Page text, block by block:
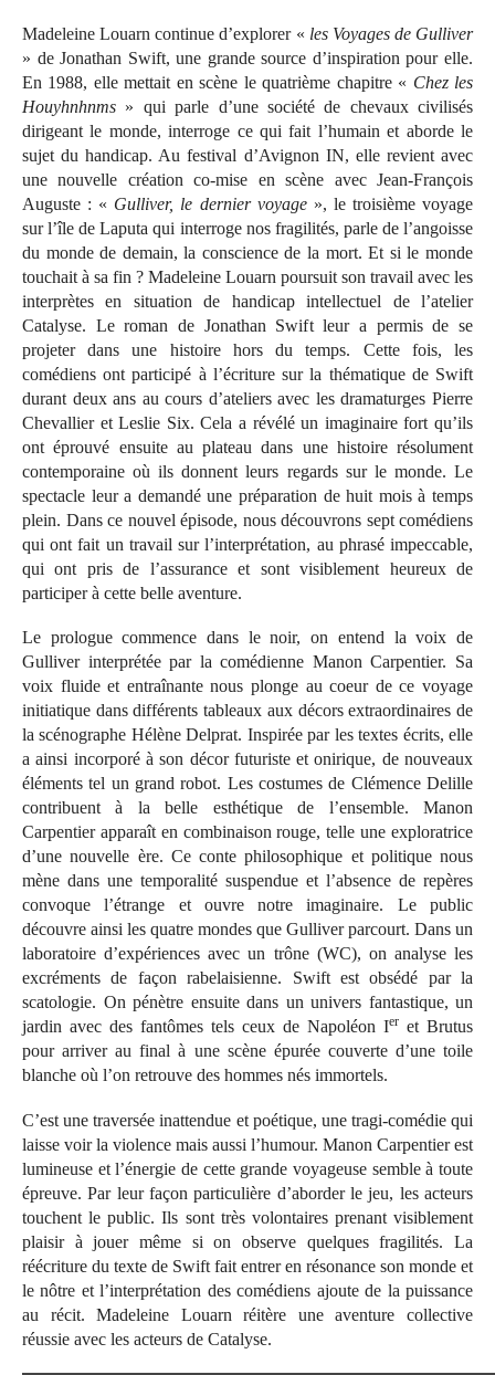
Madeleine Louarn continue d’explorer « les Voyages de Gulliver
» de Jonathan Swift, une grande source d’inspiration pour elle.
En 1988, elle mettait en scène le quatrième chapitre « Chez les
Houyhnhnms » qui parle d’une société de chevaux civilisés
dirigeant le monde, interroge ce qui fait l’humain et aborde le
sujet du handicap. Au festival d’Avignon IN, elle revient avec
une nouvelle création co-mise en scène avec Jean-François
Auguste : « Gulliver, le dernier voyage», le troisième voyage
sur l’île de Laputa qui interroge nos fragilités, parle de l’angoisse
du monde de demain, la conscience de la mort. Et si le monde
touchait à sa fin ? Madeleine Louarn poursuit son travail avec les
interprètes en situation de handicap intellectuel de l’atelier
Catalyse. Le roman de Jonathan Swift leur a permis de se
projeter dans une histoire hors du temps. Cette fois, les
comédiens ont participé à l’écriture sur la thématique de Swift
durant deux ans au cours d’ateliers avec les dramaturges Pierre
Chevallier et Leslie Six. Cela a révélé un imaginaire fort qu’ils
ont éprouvé ensuite au plateau dans une histoire résolument
contemporaine où ils donnent leurs regards sur le monde. Le
spectacle leur a demandé une préparation de huit mois à temps
plein. Dans ce nouvel épisode, nous découvrons sept comédiens
qui ont fait un travail sur l’interprétation, au phrasé impeccable,
qui ont pris de l’assurance et sont visiblement heureux de
participer à cette belle aventure.
Le prologue commence dans le noir, on entend la voix de
Gulliver interprétée par la comédienne Manon Carpentier. Sa
voix fluide et entraînante nous plonge au coeur de ce voyage
initiatique dans différents tableaux aux décors extraordinaires de
la scénographe Hélène Delprat. Inspirée par les textes écrits, elle
a ainsi incorporé à son décor futuriste et onirique, de nouveaux
éléments tel un grand robot. Les costumes de Clémence Delille
contribuent à la belle esthétique de l’ensemble. Manon
Carpentier apparaît en combinaison rouge, telle une exploratrice
d’une nouvelle ère. Ce conte philosophique et politique nous
mène dans une temporalité suspendue et l’absence de repères
convoque l’étrange et ouvre notre imaginaire. Le public
découvre ainsi les quatre mondes que Gulliver parcourt. Dans un
laboratoire d’expériences avec un trône (WC), on analyse les
excréments de façon rabelaisienne. Swift est obsédé par la
scatologie. On pénètre ensuite dans un univers fantastique, un
jardin avec des fantômes tels ceux de Napoléon Ier et Brutus
pour arriver au final à une scène épurée couverte d’une toile
blanche où l’on retrouve des hommes nés immortels.
C’est une traversée inattendue et poétique, une tragi-comédie qui
laisse voir la violence mais aussi l’humour. Manon Carpentier est
lumineuse et l’énergie de cette grande voyageuse semble à toute
épreuve. Par leur façon particulière d’aborder le jeu, les acteurs
touchent le public. Ils sont très volontaires prenant visiblement
plaisir à jouer même si on observe quelques fragilités. La
réécriture du texte de Swift fait entrer en résonance son monde et
le nôtre et l’interprétation des comédiens ajoute de la puissance
au récit. Madeleine Louarn réitère une aventure collective
réussie avec les acteurs de Catalyse.